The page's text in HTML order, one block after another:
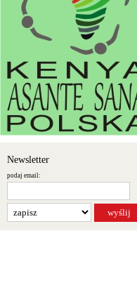
Newsletter
podaj email: